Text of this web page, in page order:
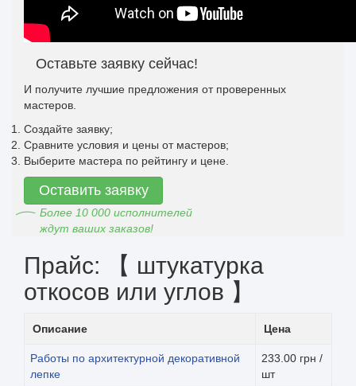
Оставьте заявку сейчас!
И получите лучшие предложения от проверенных
мастеров.
Создайте заявку;
Сравните условия и цены от мастеров;
Выберите мастера по рейтингу и цене.
Оставить заявку
Более 10 000 исполнителей
ждут ваших заказов!
Прайс: 【 штукатурка
откосов или углов 】
Описание Цена
Работы по архитектурной декоративной
лепке
233.00 грн /
шт